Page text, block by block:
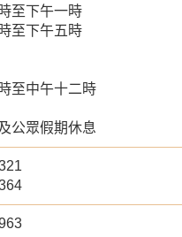
至下午一時
至下午五時
至中午十二時
公眾假期休息